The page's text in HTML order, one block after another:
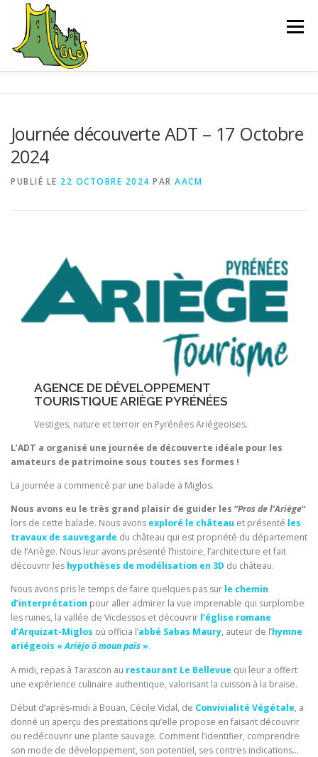
contenu
Menu
L’ASSOCIATION
Journée découverte ADT – 17 Octobre
2024
PUBLIÉ LE 22 OCTOBRE 2024 PAR AACM
AGENCE DE DÉVELOPPEMENT
TOURISTIQUE ARIÈGE PYRÉNÉES
Vestiges, nature et terroir en Pyrénées Ariégeoises.
L’ADT a organisé une journée de découverte idéale pour les
amateurs de patrimoine sous toutes ses formes !
La journée a commencé par une balade à Miglos.
Nous avons eu le très grand plaisir de guider les “Pros de l’Ariège“
lors de cette balade. Nous avons exploré le château et présenté les
travaux de sauvegarde du château qui est propriété du département
de l’Ariège. Nous leur avons présenté l’histoire, l’architecture et fait
découvrir les hypothèses de modélisation en 3D du château.
Nous avons pris le temps de faire quelques pas sur le chemin
d’interprétation pour aller admirer la vue imprenable qui surplombe
les ruines, la vallée de Vicdessos et découvrir l’église romane
d’Arquizat-Miglos où officia l’abbé Sabas Maury, auteur de l’hymne
ariégeois «Arièjo ô moun païs».
A midi, repas à Tarascon au restaurant Le Bellevue qui leur a offert
une expérience culinaire authentique, valorisant la cuisson à la braise.
Début d’après-midi à Bouan, Cécile Vidal, de Convivialité Végétale, a
donné un aperçu des prestations qu’elle propose en faisant découvrir
ou redécouvrir une plante sauvage. Comment l’identifier, comprendre
son mode de développement, son potentiel, ses contres indications…